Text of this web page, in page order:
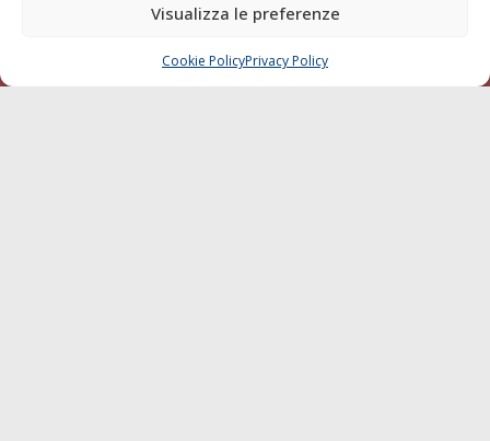
Visualizza le preferenze
Cookie PolicyPrivacy Policy
Chi siamo
Contatti
CHIAMA SCRIVI